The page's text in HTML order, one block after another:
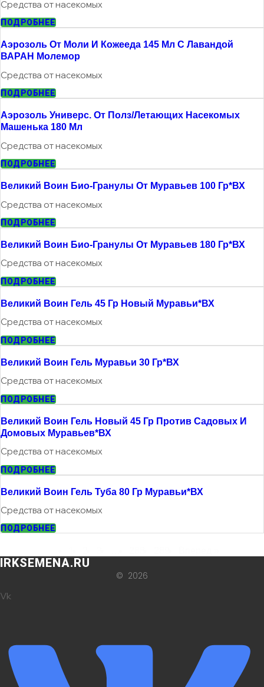
Средства от насекомых
ПОДРОБНЕЕ
Аэрозоль От Моли И Кожееда 145 Мл С Лавандой
ВАРАН Молемор
Средства от насекомых
ПОДРОБНЕЕ
Аэрозоль Универс. От Полз/летающих Насекомых
Машенька 180 Мл
Средства от насекомых
ПОДРОБНЕЕ
Великий Воин Био-Гранулы От Муравьев 100 Гр*ВХ
Средства от насекомых
ПОДРОБНЕЕ
Великий Воин Био-Гранулы От Муравьев 180 Гр*ВХ
Средства от насекомых
ПОДРОБНЕЕ
Великий Воин Гель 45 Гр Новый Муравьи*ВХ
Средства от насекомых
ПОДРОБНЕЕ
Великий Воин Гель Муравьи 30 Гр*ВХ
Средства от насекомых
ПОДРОБНЕЕ
Великий Воин Гель Новый 45 Гр Против Садовых И
Домовых Муравьев*ВХ
Средства от насекомых
ПОДРОБНЕЕ
Великий Воин Гель Туба 80 Гр Муравьи*ВХ
Средства от насекомых
ПОДРОБНЕЕ
IRKSEMENA.RU
© 2026
Vk